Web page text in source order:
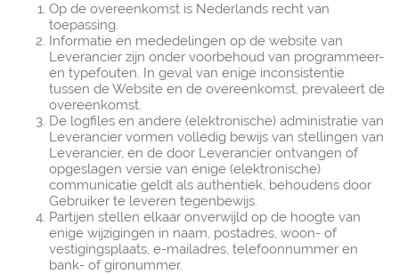
Op de overeenkomst is Nederlands recht van
toepassing.
Informatie en mededelingen op de website van
Leverancier zijn onder voorbehoud van programmeer-
en typefouten. In geval van enige inconsistentie
tussen de Website en de overeenkomst, prevaleert de
overeenkomst.
De logfiles en andere (elektronische) administratie van
Leverancier vormen volledig bewijs van stellingen van
Leverancier, en de door Leverancier ontvangen of
opgeslagen versie van enige (elektronische)
communicatie geldt als authentiek, behoudens door
Gebruiker te leveren tegenbewijs.
Partijen stellen elkaar onverwijld op de hoogte van
enige wijzigingen in naam, postadres, woon- of
vestigingsplaats, e-mailadres, telefoonnummer en
bank- of gironummer.